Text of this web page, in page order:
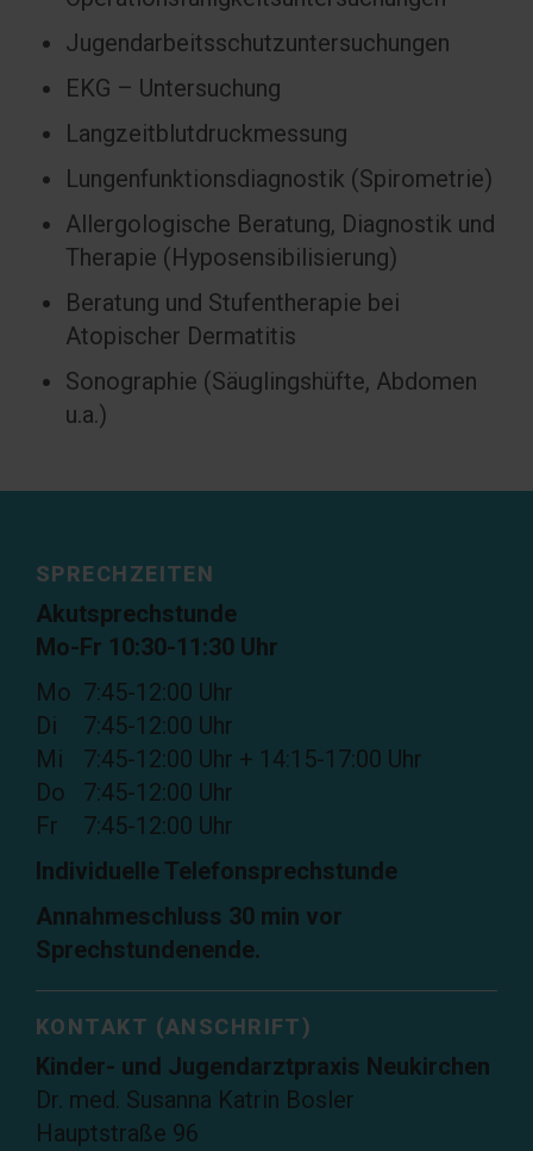
Jugendarbeitsschutzuntersuchungen
EKG – Untersuchung
Langzeitblutdruckmessung
Lungenfunktionsdiagnostik (Spirometrie)
Allergologische Beratung, Diagnostik und
Therapie (Hyposensibilisierung)
Beratung und Stufentherapie bei
Atopischer Dermatitis
Sonographie (Säuglingshüfte, Abdomen
u.a.)
SPRECHZEITEN
Akutsprechstunde
Mo-Fr 10:30-11:30 Uhr
Mo 7:45-12:00 Uhr
Di
7:45-12:00 Uhr
Mi
7:45-12:00 Uhr + 14:15-17:00 Uhr
Do
7:45-12:00 Uhr
Fr
7:45-12:00 Uhr
Individuelle Telefonsprechstunde
Annahmeschluss 30 min vor
Sprechstundenende.
KONTAKT (ANSCHRIFT)
Kinder- und Jugendarztpraxis Neukirchen
Dr. med. Susanna Katrin Bosler
Hauptstraße 96